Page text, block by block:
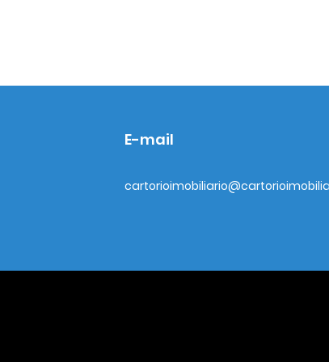
E-mail